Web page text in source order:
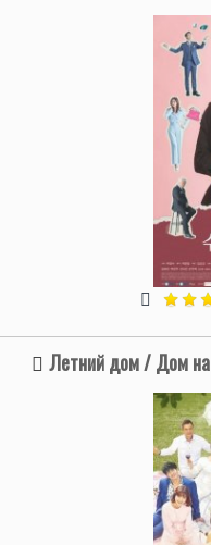
Летний дом / Дом на